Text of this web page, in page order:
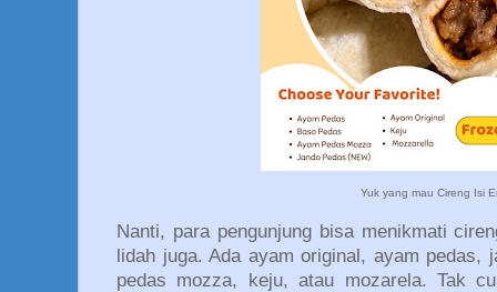
Yuk yang mau Cireng Isi
Nanti, para pengunjung bisa menikmati
lidah juga. Ada ayam original, ayam pedas,
pedas mozza, keju, atau mozarela. Tak